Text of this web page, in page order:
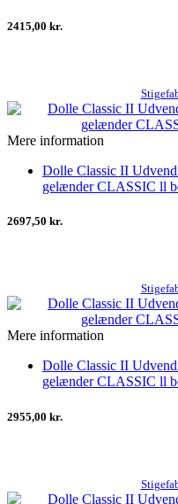
2415,00 kr.
Mere information
Dolle Classic II
gelænder CLASSIC ll
2697,50 kr.
Mere information
Dolle Classic II
gelænder CLASSIC ll
2955,00 kr.